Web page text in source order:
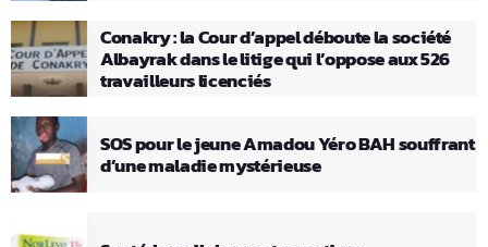
Conakry : la Cour d’appel déboute la société
Albayrak dans le litige qui l’oppose aux 526
travailleurs licenciés
SOS pour le jeune Amadou Yéro BAH souffrant
d’une maladie mystérieuse